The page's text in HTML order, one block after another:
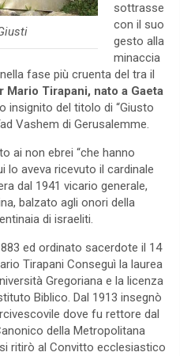
sottrasse
con il suo
gesto alla
minaccia
fase più cruenta del tra il
Mario Tirapani, nato a Gaeta
insignito del titolo di “Giusto
Vashem di Gerusalemme.
ai non ebrei “che hanno
lo aveva ricevuto il cardinale
dal 1941 vicario generale,
balzato agli onori della
di israeliti.
ed ordinato sacerdote il 14
Tirapani Conseguì la laurea
Gregoriana e la licenza
Biblico. Dal 1913 insegnò
dove fu rettore dal
della Metropolitana
ritirò al Convitto ecclesiastico